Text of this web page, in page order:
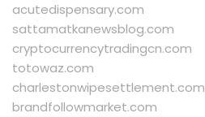
acutedispensary.com
sattamatkanewsblog.com
cryptocurrencytradingcn.com
totowaz.com
charlestonwipesettlement.com
brandfollowmarket.com